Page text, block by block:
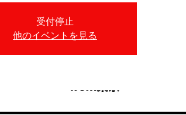
受付停止
他のイベントを見る